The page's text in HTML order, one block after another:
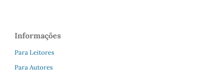
Informações
Para Leitores
Para Autores